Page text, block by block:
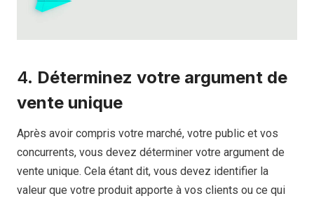
4. Déterminez votre argument de
vente unique
Après avoir compris votre marché, votre public et vos
concurrents, vous devez déterminer votre argument de
vente unique. Cela étant dit, vous devez identifier la
valeur que votre produit apporte à vos clients ou ce qui